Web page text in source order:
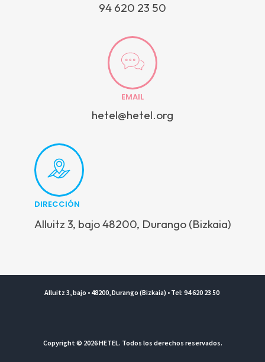
94 620 23 50
EMAIL
hetel@hetel.org
DIRECCIÓN
Alluitz 3, bajo 48200, Durango (Bizkaia)
Alluitz 3, bajo • 48200, Durango (Bizkaia) • Tel: 94 620 23 50
Copyright © 2026 HETEL. Todos los derechos reservados.